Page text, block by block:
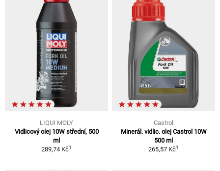
LIQUI MOLY
Vidlicový olej 10W střední, 500
ml
289,74 Kč1
Castrol
Minerál. vidlic. olej Castrol 10W
500 ml
265,57 Kč1